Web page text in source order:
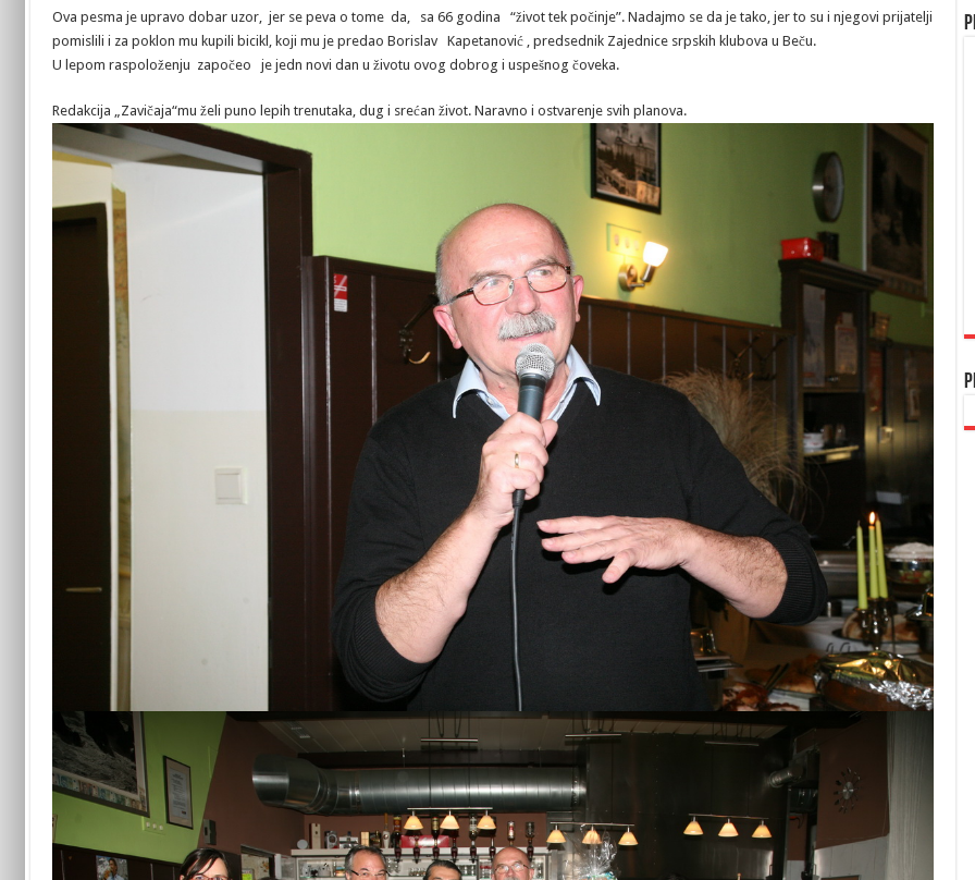
Ova pesma je upravo dobar uzor, jer se peva o tome da, sa 66 godina “život tek počinje”. Nadajmo se da je tako, jer to su i njegovi prijatelji
pomislili i za poklon mu kupili bicikl, koji mu je predao Borislav Kapetanović , predsednik Zajednice srpskih klubova u Beču.
U lepom raspoloženju započeo je jedn novi dan u životu ovog dobrog i uspešnog čoveka.
Redakcija „Zavičaja“mu želi puno lepih trenutaka, dug i srećan život. Naravno i ostvarenje svih planova.